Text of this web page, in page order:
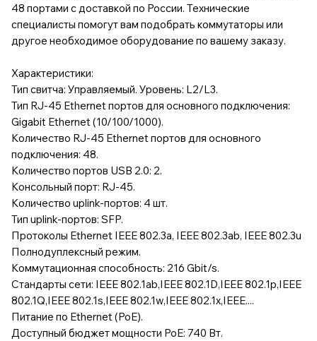
48 портами с доставкой по России. Технические
специалисты помогут вам подобрать коммутаторы или
другое необходимое оборудование по вашему заказу.
Характеристики:
Тип свитча: Управляемый. Уровень: L2/L3.
Тип RJ-45 Ethernet портов для основного подключения:
Gigabit Ethernet (10/100/1000).
Количество RJ-45 Ethernet портов для основного
подключения: 48.
Количество портов USB 2.0: 2.
Консольный порт: RJ-45.
Количество uplink-портов: 4 шт.
Тип uplink-портов: SFP.
Протоколы Ethernet IEEE 802.3a, IEEE 802.3ab, IEEE 802.3u
Полнодуплексный режим.
Коммутационная способность: 216 Gbit/s.
Стандарты сети: IEEE 802.1ab,IEEE 802.1D,IEEE 802.1p,IEEE
802.1Q,IEEE 802.1s,IEEE 802.1w,IEEE 802.1x,IEEE....
Питание по Ethernet (PoE).
Доступный бюджет мощности PoE: 740 Вт.